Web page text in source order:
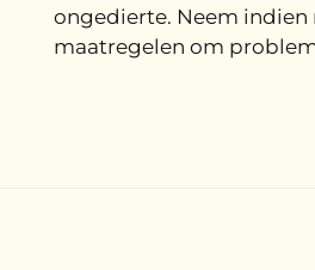
ongedierte. Neem indien
maatregelen om